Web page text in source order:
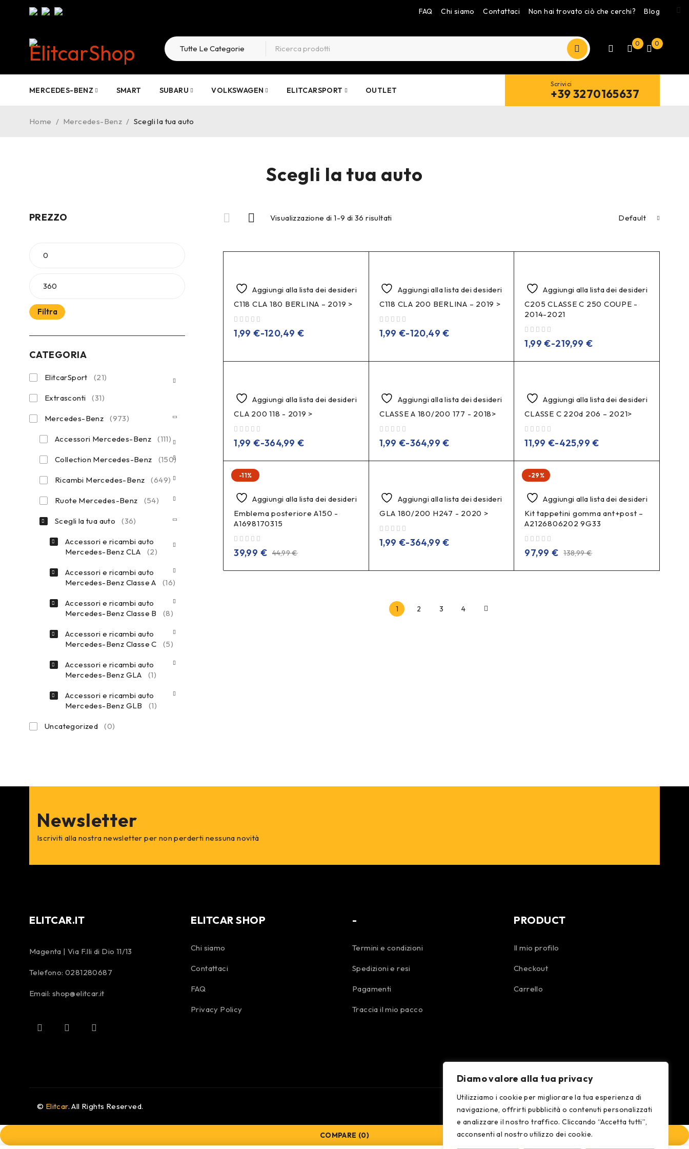
Diamo valore alla tua privacy
Utilizziamo i cookie per migliorare la tua esperienza di
navigazione, offrirti pubblicità o contenuti personalizzati
e analizzare il nostro traffico. Cliccando “Accetta tutti”,
acconsenti al nostro utilizzo dei cookie.
FAQ Chi siamo Contattaci Non hai trovato ciò che cerchi? Blog
0 0
MERCEDES-BENZ SMART SUBARU VOLKSWAGEN ELITCARSPORT OUTLET
Scrivici
+39 3270165637
Scegli la tua auto
Home / Mercedes-Benz / Scegli la tua auto
PREZZO
Filtra
CATEGORIA
ElitcarSport (21)
Extrasconti (31)
Mercedes-Benz (973)
Accessori Mercedes-Benz (111)
Collection Mercedes-Benz (150)
Ricambi Mercedes-Benz (649)
Ruote Mercedes-Benz (54)
Scegli la tua auto (36)
Accessori e ricambi auto
Mercedes-Benz CLA
(2)
Accessori e ricambi auto
Mercedes-Benz Classe A
(16)
Accessori e ricambi auto
Mercedes-Benz Classe B
(8)
Accessori e ricambi auto
Mercedes-Benz Classe C
(5)
Accessori e ricambi auto
Mercedes-Benz GLA
(1)
Accessori e ricambi auto
Mercedes-Benz GLB
(1)
Uncategorized (0)
Visualizzazione di 1-9 di 36 risultati Default
Aggiungi alla lista dei desideri
C118 CLA 180 BERLINA – 2019 >
1,99€-120,49 €
Aggiungi alla lista dei desideri
C118 CLA 200 BERLINA – 2019 >
1,99 €-120,49€
Aggiungi alla lista dei desideri
C205 CLASSE C 250 COUPE -
2014-2021
1,99€-219,99 €
Aggiungi alla lista dei desideri
CLA 200 118 - 2019 >
1,99€-364,99 €
Aggiungi alla lista dei desideri
CLASSE A 180/200 177 - 2018>
1,99 €-364,99€
Aggiungi alla lista dei desideri
CLASSE C 220d 206 – 2021>
11,99 €-425,99€
-11%
Aggiungi alla lista dei desideri
Emblema posteriore A150 -
A1698170315
44,99€
39,99 €
Aggiungi alla lista dei desideri
GLA 180/200 H247 - 2020 >
1,99 €-364,99€
-29%
Aggiungi alla lista dei desideri
Kit tappetini gomma ant+post –
A2126806202 9G33
138,99€
97,99 €
1 2 3 4
Newsletter
Iscriviti alla nostra newsletter per non perderti nessuna novità
ELITCAR.IT
Magenta | Via F.lli di Dio 11/13
Telefono:0281280687
Email: shop@elitcar.it
ELITCAR SHOP
Chi siamo
Contattaci
FAQ
Privacy Policy
-
Termini e condizioni
Spedizioni e resi
Pagamenti
Traccia il mio pacco
PRODUCT
Il mio profilo
Checkout
Carrello
© Elitcar. All Rights Reserved.
COMPARE (0)